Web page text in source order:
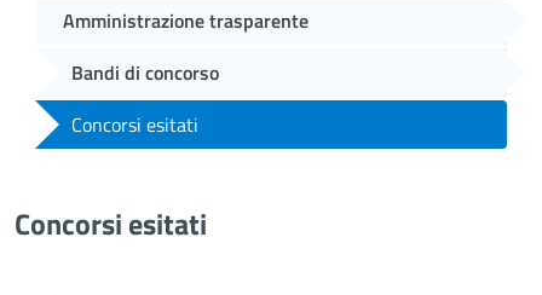
Amministrazione trasparente
Bandi di concorso
Concorsi esitati
Concorsi esitati